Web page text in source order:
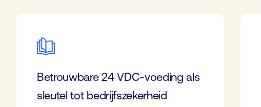
Betrouwbare 24 VDC-voeding als
sleutel tot bedrijfszekerheid